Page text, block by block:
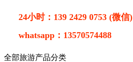
24小时： 139 2429 0753 (微信)
whatsapp： 13570574488
全部旅游产品分类